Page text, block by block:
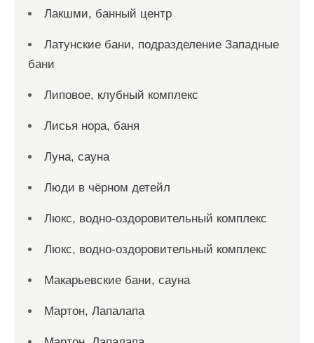
Лакшми, банный центр
Латунские бани, подразделение Западные
бани
Липовое, клубный комплекс
Лисья нора, баня
Луна, сауна
Люди в чёрном детейл
Люкс, водно-оздоровительный комплекс
Люкс, водно-оздоровительный комплекс
Макарьевские бани, сауна
Мартон, Лапалапа